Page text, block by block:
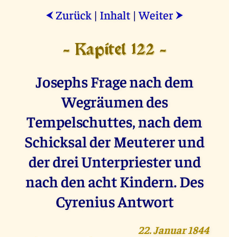
⮜ Zurück | Inhalt |Weiter ⮞
- Kapitel 122 -
Josephs Frage nach dem
Wegräumen des
Tempelschuttes, nach dem
Schicksal der Meuterer und
der drei Unterpriester und
nach den acht Kindern. Des
Cyrenius Antwort
22. Januar 1844